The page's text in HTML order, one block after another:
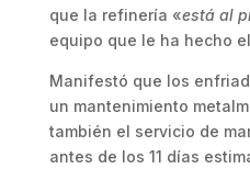
que la refinería «está al
equipo que le ha hecho
Manifestó que los
un mantenimiento
también el servicio de
antes de los 11 días